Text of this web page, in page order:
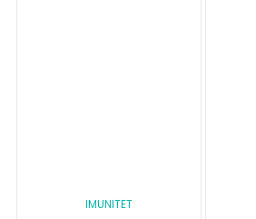
IMUNITET